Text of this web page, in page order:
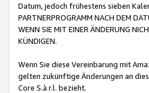
Datum, jedoch frühestens sieben
PARTNERPROGRAMM NACH DEM
WENN SIE MIT EINER ÄNDERUNG
KÜNDIGEN.
Wenn Sie diese Vereinbarung mit
gelten zukünftige Änderungen an
Core S.à r.l. bezieht.